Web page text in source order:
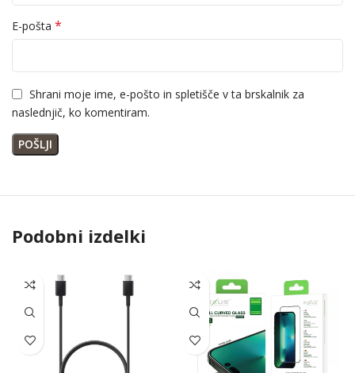
E-pošta *
Shrani moje ime, e-pošto in spletišče v ta brskalnik za
naslednjič, ko komentiram.
Podobni izdelki